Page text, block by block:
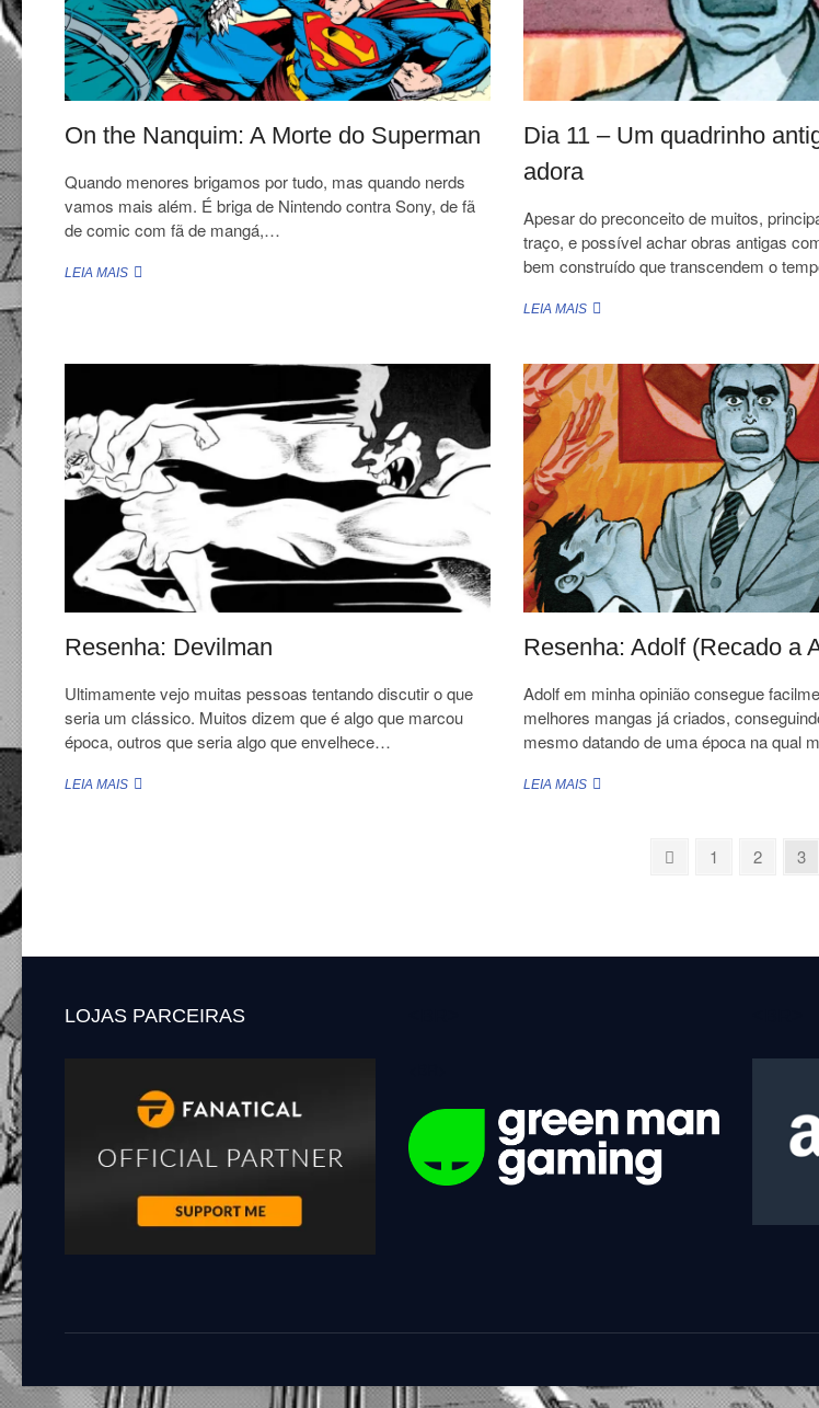
COMEÇA!
END.
On the Nanquim: A Morte do Superman
Quando menores brigamos por tudo, mas quando nerds
vamos mais além. É briga de Nintendo contra Sony, de fã
de comic com fã de mangá,…
LEIA MAISON
DO
Dia 11 – Um quadrinho
adora
Apesar do preconceito de muitos,
traço, e possível achar obras antigas
bem construído que transcendem o
LEIA MAISDIA
UM
QUADRINHO
ANTIGO
QUE
VOCÊ
ADORA
Resenha: Devilman
Ultimamente vejo muitas pessoas tentando discutir o que
seria um clássico. Muitos dizem que é algo que marcou
época, outros que seria algo que envelhece…
LEIA MAISRESENHA:
Resenha: Adolf (Recado a
Adolf em minha opinião consegue
melhores mangas já criados,
mesmo datando de uma época na qual
LEIA MAISRESENHA:
Previous
Page
1 Page
2 3
LOJAS PARCEIRAS